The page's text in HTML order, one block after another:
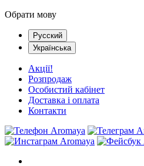
Обрати мову
Русский
Українська
Акції!
Розпродаж
Особистий кабінет
Доставка і оплата
Контакти